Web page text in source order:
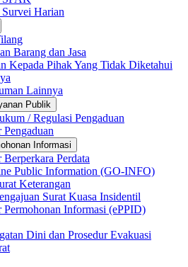
Harian
Barang dan Jasa
Kepada Pihak Yang Tidak Diketahui
Lainnya
Publik
/ Regulasi Pengaduan
Pengaduan
Informasi
Berperkara Perdata
Public Information (GO-INFO)
Keterangan
Surat Kuasa Insidentil
Permohonan Informasi (ePPID)
Dini dan Prosedur Evakuasi